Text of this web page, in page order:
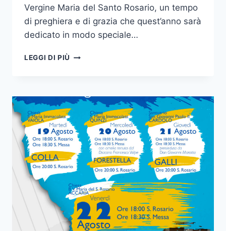
Vergine Maria del Santo Rosario, un tempo
di preghiera e di grazia che quest’anno sarà
dedicato in modo speciale…
LEGGI DI PIÙ